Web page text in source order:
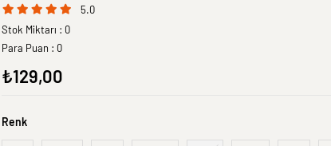
5.0
Stok Miktarı : 0
Para Puan : 0
₺129,00
Renk